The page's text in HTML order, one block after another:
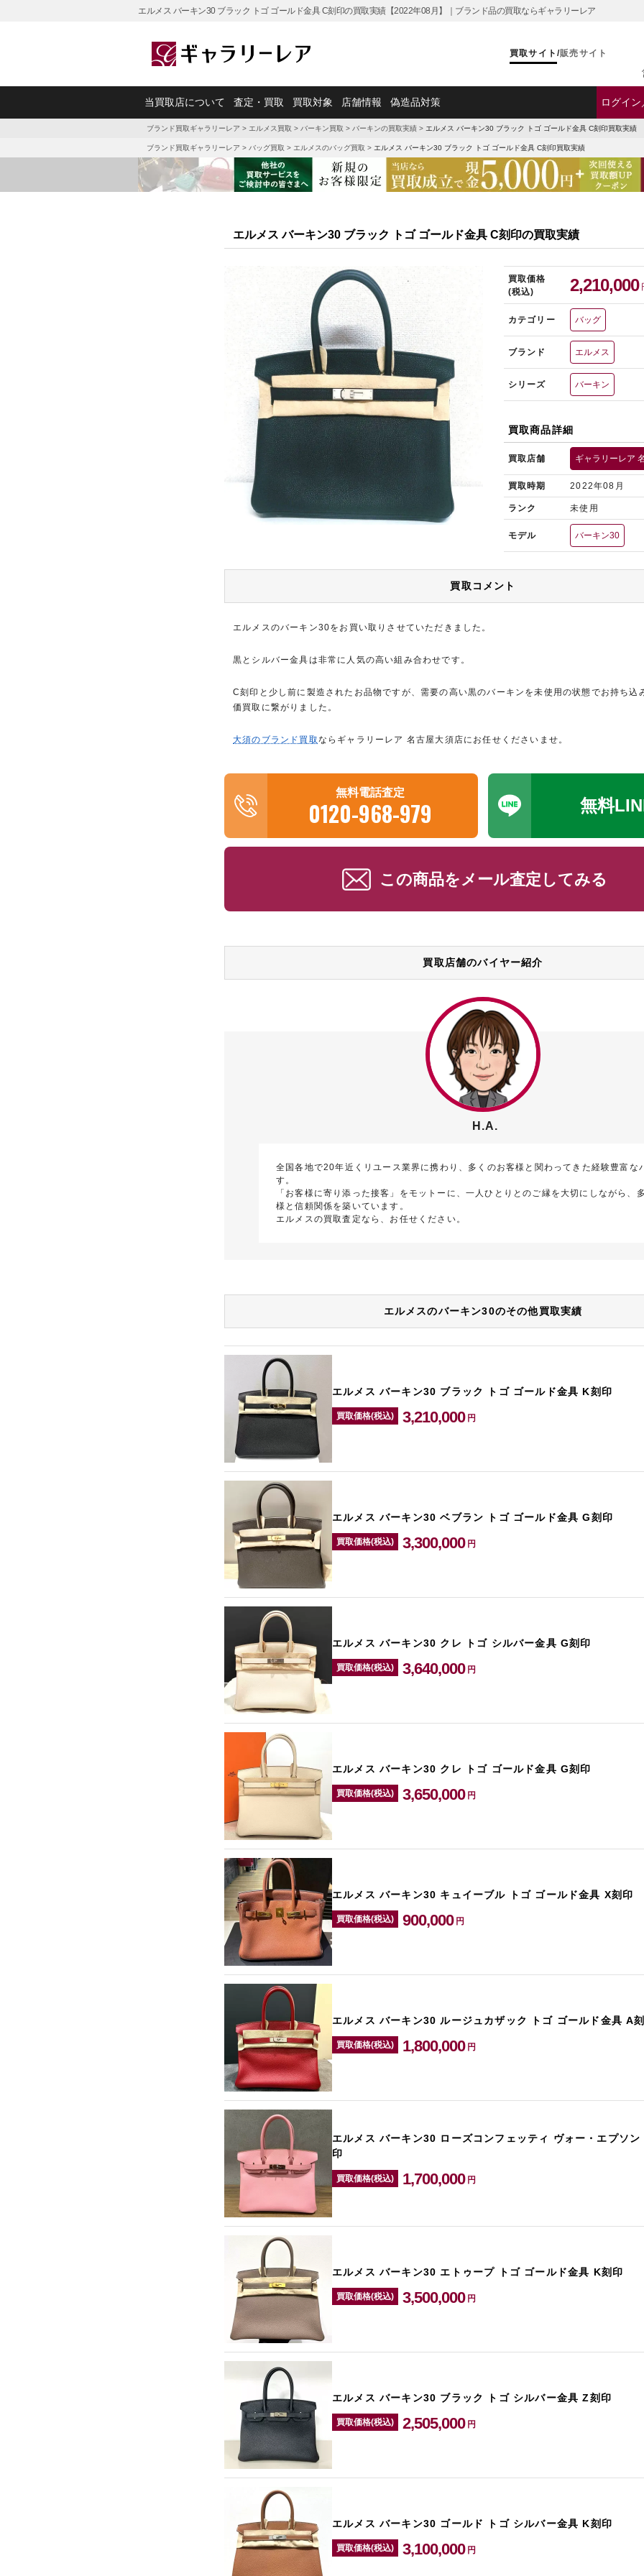
エルメス バーキン30 ブラック トゴ ゴールド金具 C刻印の買取実績【2022年08月】｜ブランド品の買取ならギャラリーレア
買取サイト /販売サイト
当買取店について 査定・買取 買取対象 店舗情報 偽造品対策 ログイ
ブランド買取ギャラリーレア > エルメス買取 > バーキン買取 > バーキンの買取実績 > エルメス バーキン30 ブラック トゴ ゴールド金具 C刻印買取実績
ブランド買取ギャラリーレア > バッグ買取 > エルメスのバッグ買取 > エルメス バーキン30 ブラック トゴ ゴールド金具 C刻印買取実績
エルメス バーキン30 ブラック トゴ ゴールド金具 C刻印の買取実績
買取価格
(税込)
2,210,000
カテゴリー バッグ
ブランド エルメス
シリーズ バーキン
買取商品詳細
買取店舗 ギャラリーレア
買取時期 2022年08月
ランク 未使用
モデル バーキン30
買取コメント
エルメスのバーキン30をお買い取りさせていただきました。
黒とシルバー金具は非常に人気の高い組み合わせです。
C刻印と少し前に製造されたお品物ですが、需要の高い黒のバーキンを未使用の状態でお持ち込
価買取に繋がりました。
大須のブランド買取ならギャラリーレア 名古屋大須店にお任せくださいませ。
無料電話査定
0120-968-979 無料
この商品をメール査定してみる
買取店舗のバイヤー紹介
H.A.
全国各地で20年近くリユース業界に携わり、多くのお客様と関わってきた経験豊富な
す。
「お客様に寄り添った接客」をモットーに、一人ひとりとのご縁を大切にしながら、
様と信頼関係を築いています。
エルメスの買取査定なら、お任せください。
エルメスのバーキン30のその他買取実績
エルメス バーキン30 ブラック トゴ ゴールド金具 K刻印
買取価格(税込) 3,210,000 円
エルメス バーキン30 ベブラン トゴ ゴールド金具 G刻印
買取価格(税込) 3,300,000 円
エルメス バーキン30 クレ トゴ シルバー金具 G刻印
買取価格(税込) 3,640,000 円
エルメス バーキン30 クレ トゴ ゴールド金具 G刻印
買取価格(税込) 3,650,000 円
エルメス バーキン30 キュイーブル トゴ ゴールド金具 X刻印
買取価格(税込) 900,000 円
エルメス バーキン30 ルージュカザック トゴ ゴールド金具 A
買取価格(税込) 1,800,000 円
エルメス バーキン30 ローズコンフェッティ ヴォー・エプソン
印
買取価格(税込) 1,700,000 円
エルメス バーキン30 エトゥープ トゴ ゴールド金具 K刻印
買取価格(税込) 3,500,000 円
エルメス バーキン30 ブラック トゴ シルバー金具 Z刻印
買取価格(税込) 2,505,000 円
エルメス バーキン30 ゴールド トゴ シルバー金具 K刻印
買取価格(税込) 3,100,000 円